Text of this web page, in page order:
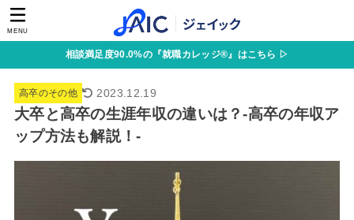
MENU
相談満足度90.0%の『就職カレッジ®』はこちら ▷
高卒のその他 2023.12.19
大卒と高卒の生涯年収の違いは？-高卒の年収ア
ップ方法も解説！-